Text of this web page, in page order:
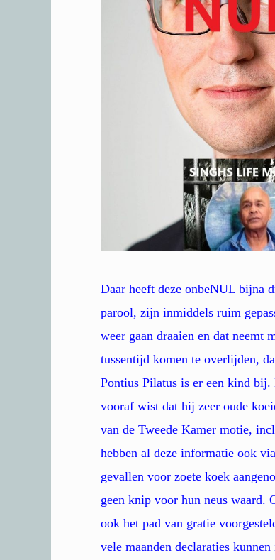
Daar heeft deze onbeNUL bijna
parool, zijn inmiddels ruim
weer gaan draaien en dat neemt
tussentijd komen te overlijden,
Pontius Pilatus is er een kind
vooraf wist dat hij zeer oude
van de Tweede Kamer motie,
hebben al deze informatie ook
gevallen voor zoete koek
geen knip voor hun neus waard.
ook het pad van gratie
vele maanden declaraties